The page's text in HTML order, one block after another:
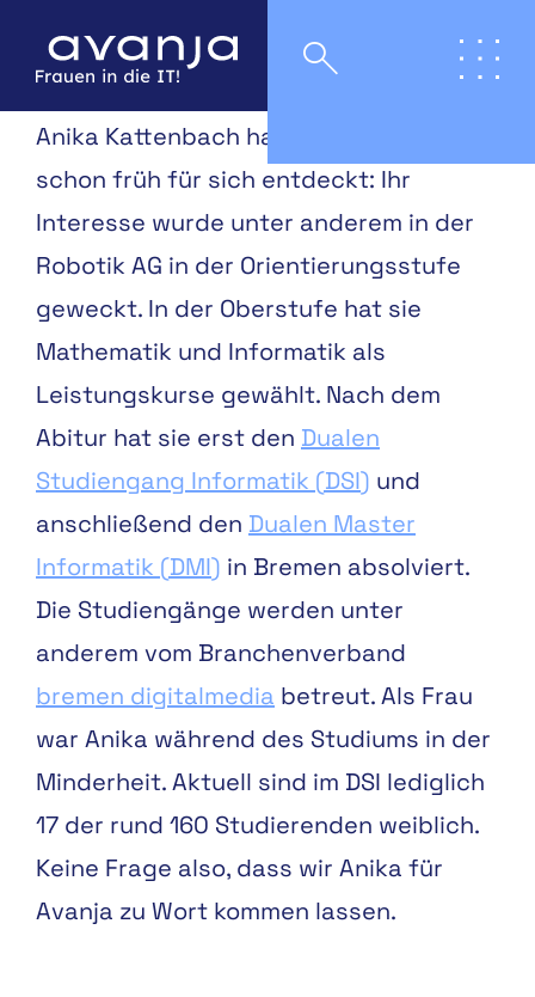
Anika Kattenbach hat die Informatik
schon früh für sich entdeckt: Ihr
Interesse wurde unter anderem in der
Robotik AG in der Orientierungsstufe
geweckt. In der Oberstufe hat sie
Mathematik und Informatik als
Leistungskurse gewählt. Nach dem
Abitur hat sie erst den Dualen
Studiengang Informatik (DSI) und
anschließend den Dualen Master
Informatik (DMI) in Bremen absolviert.
Die Studiengänge werden unter
anderem vom Branchenverband
bremen digitalmedia betreut. Als Frau
war Anika während des Studiums in der
Minderheit. Aktuell sind im DSI lediglich
17 der rund 160 Studierenden weiblich.
Keine Frage also, dass wir Anika für
Avanja zu Wort kommen lassen.